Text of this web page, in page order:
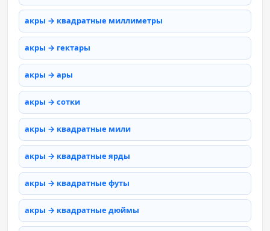
акры → квадратные миллиметры
акры → гектары
акры → ары
акры → сотки
акры → квадратные мили
акры → квадратные ярды
акры → квадратные футы
акры → квадратные дюймы